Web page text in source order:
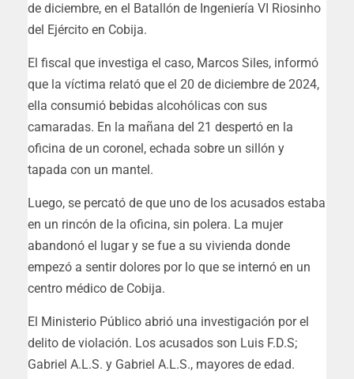
de diciembre, en el Batallón de Ingeniería VI Riosinho
del Ejército en Cobija.
El fiscal que investiga el caso, Marcos Siles, informó
que la víctima relató que el 20 de diciembre de 2024,
ella consumió bebidas alcohólicas con sus
camaradas. En la mañana del 21 despertó en la
oficina de un coronel, echada sobre un sillón y
tapada con un mantel.
Luego, se percató de que uno de los acusados estaba
en un rincón de la oficina, sin polera. La mujer
abandonó el lugar y se fue a su vivienda donde
empezó a sentir dolores por lo que se internó en un
centro médico de Cobija.
El Ministerio Público abrió una investigación por el
delito de violación. Los acusados son Luis F.D.S;
Gabriel A.L.S. y Gabriel A.L.S., mayores de edad.